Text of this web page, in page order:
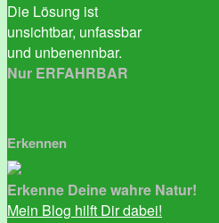
Die Lösung ist
unsichtbar, unfassbar
und unbenennbar.
Nur ERFAHRBAR
Erkennen
Erkenne Deine wahre Natur!
Mein Blog hilft Dir dabei!